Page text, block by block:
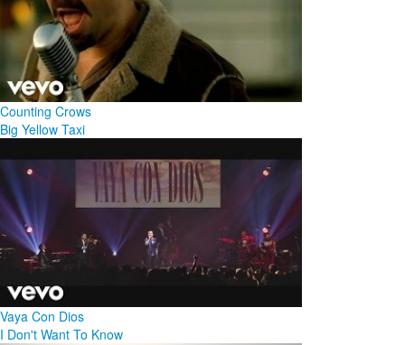
Counting Crows
Big Yellow Taxi
Vaya Con Dios
I Don't Want To Know